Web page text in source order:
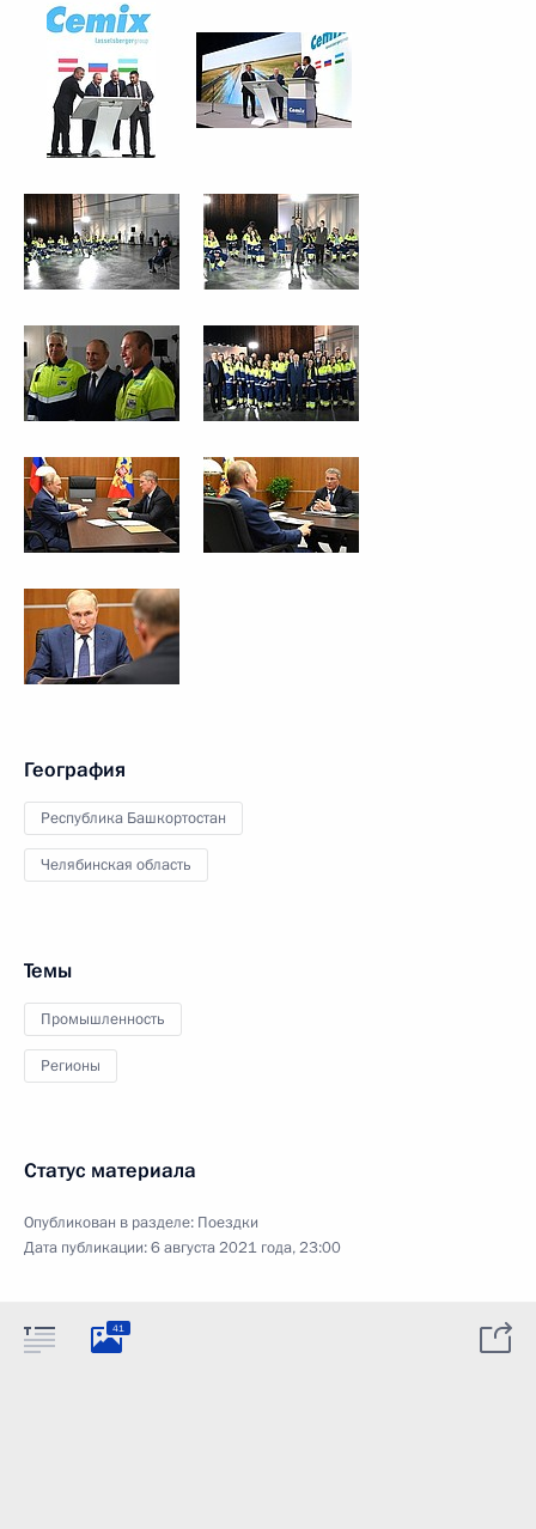
География
Республика Башкортостан
Челябинская область
Темы
Промышленность
Регионы
Статус материала
Опубликован в разделе: Поездки
Дата публикации:6 августа 2021 года, 23:00
41